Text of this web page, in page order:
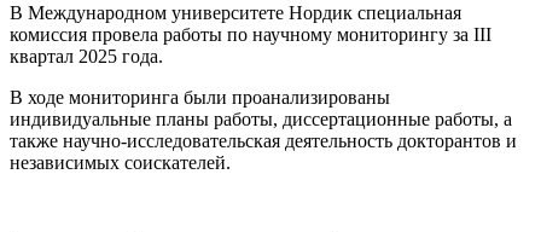
В Международном университете Нордик специальная
комиссия провела работы по научному мониторингу за III
квартал 2025 года.
В ходе мониторинга были проанализированы
индивидуальные планы работы, диссертационные работы, а
также научно-исследовательская деятельность докторантов и
независимых соискателей.